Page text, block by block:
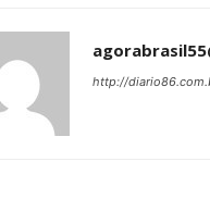
http://